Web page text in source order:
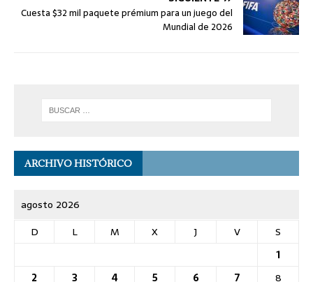
Cuesta $32 mil paquete prémium para un juego del
Mundial de 2026
ARCHIVO HISTÓRICO
agosto 2026
D
L M X J V
S
1
2
3 4 5 6 7
8